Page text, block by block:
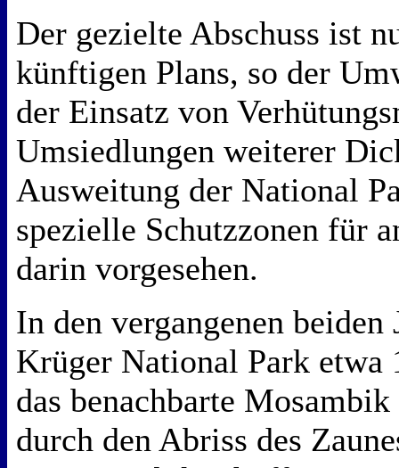
Der gezielte Abschuss ist
künftigen Plans, so der
der Einsatz von
Umsiedlungen weiterer
Ausweitung der National
spezielle Schutzzonen für
darin vorgesehen.
In den vergangenen
Krüger National Park etwa
das benachbarte
durch den Abriss des